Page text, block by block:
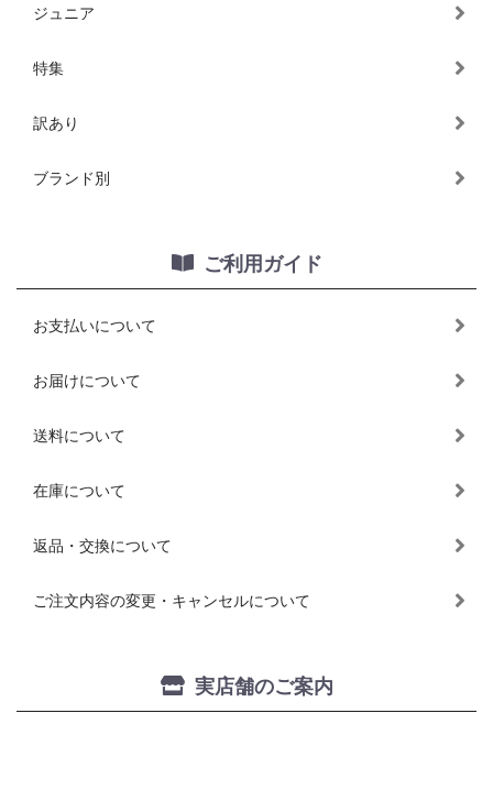
ジュニア
特集
訳あり
ブランド別
ご利用ガイド
お支払いについて
お届けについて
送料について
在庫について
返品・交換について
ご注文内容の変更・キャンセルについて
実店舗のご案内